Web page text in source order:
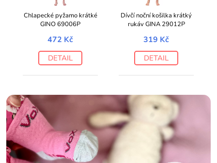
Chlapecké pyžamo krátké
GINO 69006P
472 Kč
DETAIL
Dívčí noční košilka krátký
rukáv GINA 29012P
319 Kč
DETAIL